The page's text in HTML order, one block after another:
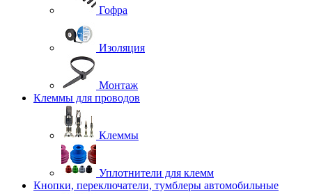
Гофра
Изоляция
Монтаж
Клеммы для проводов
Клеммы
Уплотнители для клемм
Кнопки, переключатели, тумблеры автомобильные